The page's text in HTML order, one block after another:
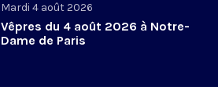
Mardi 4 août 2026
Vêpres du 4 août 2026 à Notre-
Dame de Paris